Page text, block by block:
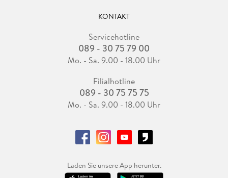
KONTAKT
Servicehotline
089 - 30 75 79 00
Mo. - Sa. 9.00 - 18.00 Uhr
Filialhotline
089 - 30 75 75 75
Mo. - Sa. 9.00 - 18.00 Uhr
Laden Sie unsere App herunter.